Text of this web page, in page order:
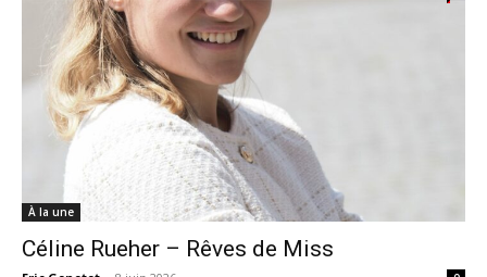
À la une
Céline Rueher – Rêves de Miss